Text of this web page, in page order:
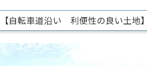
自転車道沿い 利便性の良い土地】